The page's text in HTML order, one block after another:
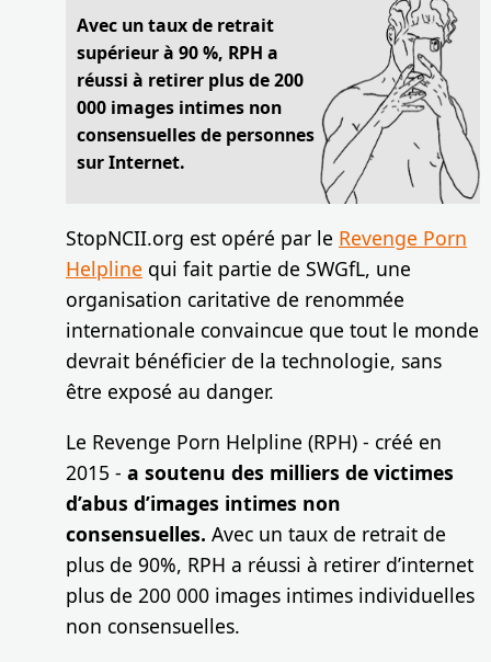
Avec un taux de retrait
supérieur à 90 %, RPH a
réussi à retirer plus de 200
000 images intimes non
consensuelles de personnes
sur Internet.
StopNCII.org est opéré par le Revenge Porn
Helpline qui fait partie de SWGfL, une
organisation caritative de renommée
internationale convaincue que tout le monde
devrait bénéficier de la technologie, sans
être exposé au danger.
Le Revenge Porn Helpline (RPH) - créé en
2015 - a soutenu des milliers de victimes
d’abus d’images intimes non
consensuelles. Avec un taux de retrait de
plus de 90%, RPH a réussi à retirer d’internet
plus de 200 000 images intimes individuelles
non consensuelles.